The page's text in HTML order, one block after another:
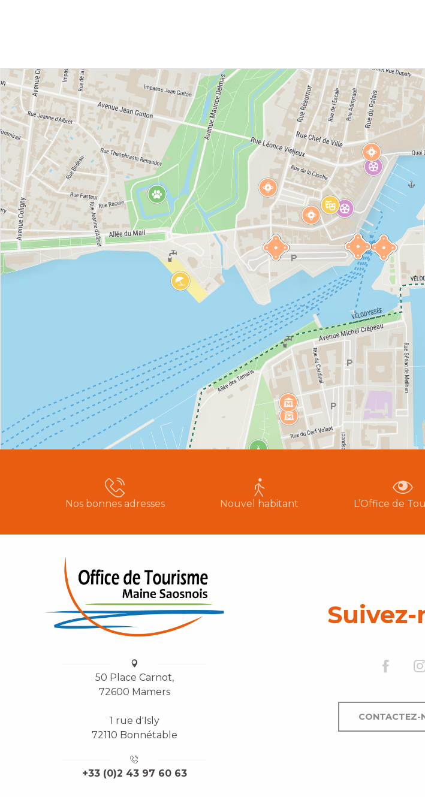
Nos bonnes adresses Nouvel habitant L’Office de
50 Place Carnot,
72600 Mamers
1 rue d'Isly
72110 Bonnétable
+33 (0)2 43 97 60 63
CONTACTEZ-